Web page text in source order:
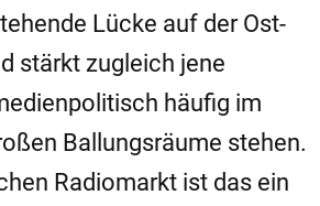
Lücke auf der Ost-
stärkt zugleich jene
häufig im
Ballungsräume stehen.
Radiomarkt ist das ein